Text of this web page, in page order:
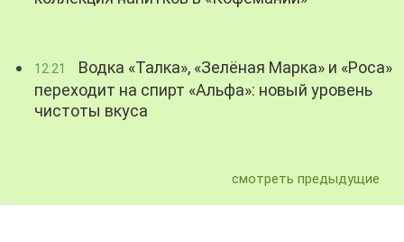
12:21
Водка «Талка», «Зелёная Марка» и «Роса»
переходит на спирт «Альфа»: новый уровень
чистоты вкуса
смотреть предыдущие